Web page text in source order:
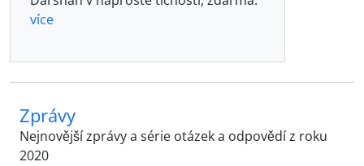
více
Zprávy
Nejnovější zprávy a série otázek a odpovědí z roku
2020